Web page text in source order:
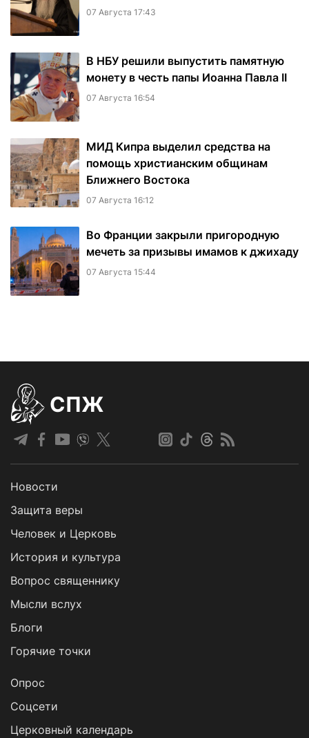
07 Августа 17:43
В НБУ решили выпустить памятную
монету в честь папы Иоанна Павла II
07 Августа 16:54
МИД Кипра выделил средства на
помощь христианским общинам
Ближнего Востока
07 Августа 16:12
Во Франции закрыли пригородную
мечеть за призывы имамов к джихаду
07 Августа 15:44
СПЖ
Новости
Защита веры
Человек и Церковь
История и культура
Вопрос священнику
Мысли вслух
Блоги
Горячие точки
Опрос
Cоцсети
Церковный календарь